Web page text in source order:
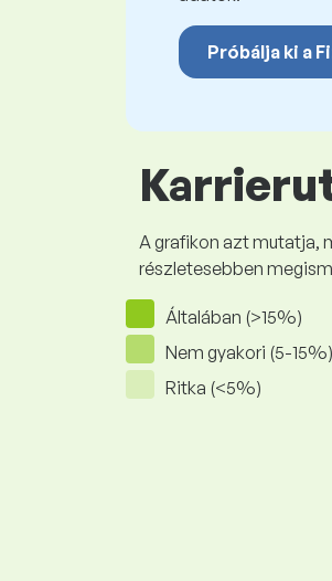
Próbálja ki a
A grafikon azt mutatja,
részletesebben
Általában (>15%)
Nem gyakori (5-15%)
Ritka (<5%)